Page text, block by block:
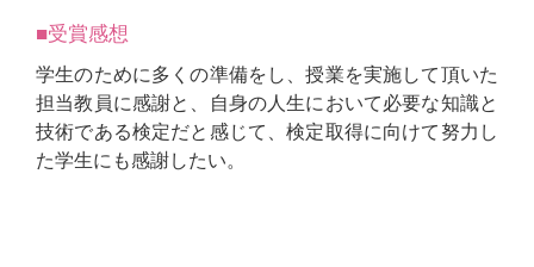
■受賞感想
学生のために多くの準備をし、授業を実施して頂いた
担当教員に感謝と、自身の人生において必要な知識と
技術である検定だと感じて、検定取得に向けて努力し
た学生にも感謝したい。